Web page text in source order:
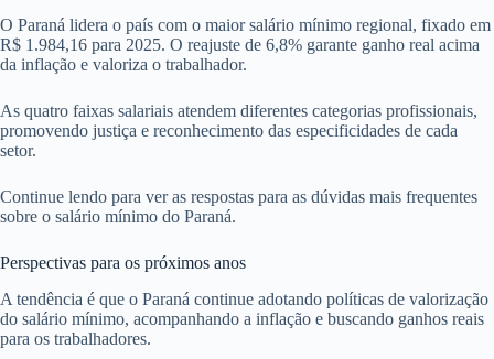
O Paraná lidera o país com o maior salário mínimo regional, fixado em
R$ 1.984,16 para 2025. O reajuste de 6,8% garante ganho real acima
da inflação e valoriza o trabalhador.
As quatro faixas salariais atendem diferentes categorias profissionais,
promovendo justiça e reconhecimento das especificidades de cada
setor.
Continue lendo para ver as respostas para as dúvidas mais frequentes
sobre o salário mínimo do Paraná.
Perspectivas para os próximos anos
A tendência é que o Paraná continue adotando políticas de valorização
do salário mínimo, acompanhando a inflação e buscando ganhos reais
para os trabalhadores.